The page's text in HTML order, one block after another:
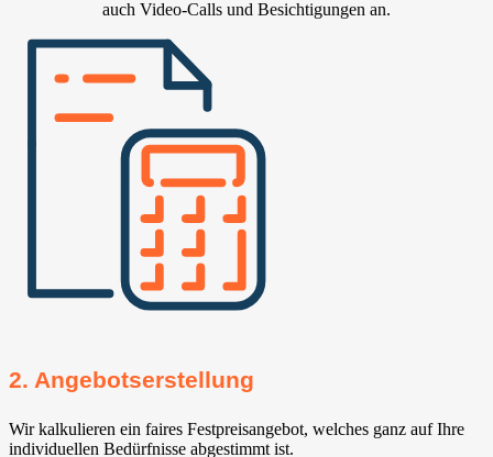
auch Video-Calls und Besichtigungen an.
2. Angebotserstellung
Wir kalkulieren ein faires Festpreisangebot, welches ganz auf Ihre
individuellen Bedürfnisse abgestimmt ist.